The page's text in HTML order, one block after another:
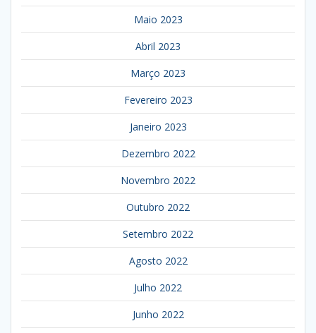
Maio 2023
Abril 2023
Março 2023
Fevereiro 2023
Janeiro 2023
Dezembro 2022
Novembro 2022
Outubro 2022
Setembro 2022
Agosto 2022
Julho 2022
Junho 2022